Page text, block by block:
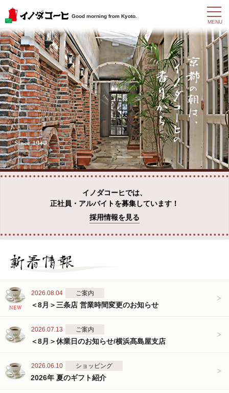
Good morning from Kyoto.
t
o
g
g
l
e
n
a
v
g
a
t
i
o
n
MENU
イノダコーヒでは、
正社員・アルバイトを募集しています！
採用情報を見る
2026.08.04 ご案内
＜8月＞三条店 営業時間変更のお知らせ
2026.07.13 ご案内
＜8月＞休業日のお知らせ/横浜髙島屋支店
2026.06.10 ショッピング
2026年 夏のギフト紹介